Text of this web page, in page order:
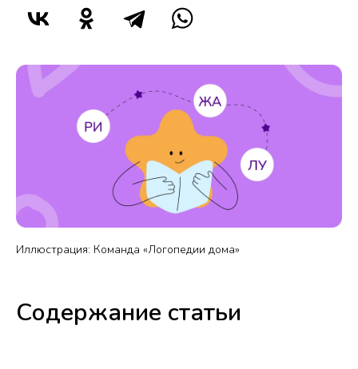
Иллюстрация: Команда «Логопедии дома»
Содержание статьи